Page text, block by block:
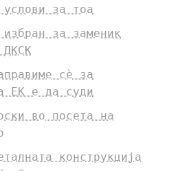
за тоа
за заменик
ДКСК
сè за
ЕК е да суди
во посета на
конструкција